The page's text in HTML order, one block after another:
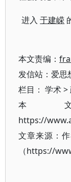
进入于建嵘
本文责编：
发信站：爱
栏目： 学术>
本
https://
文章来源：
（https://